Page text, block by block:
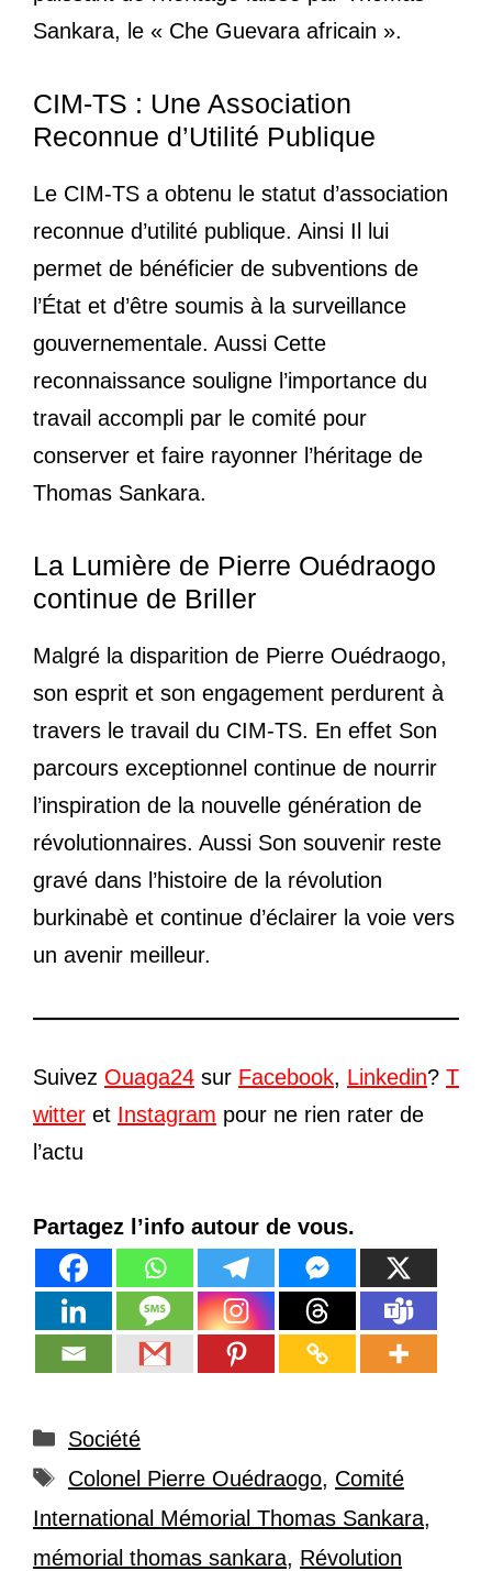
Sankara, le « Che Guevara africain ».
CIM-TS : Une Association
Reconnue d’Utilité Publique
Le CIM-TS a obtenu le statut d’association
reconnue d’utilité publique. Ainsi Il lui
permet de bénéficier de subventions de
l’État et d’être soumis à la surveillance
gouvernementale. Aussi Cette
reconnaissance souligne l’importance du
travail accompli par le comité pour
conserver et faire rayonner l’héritage de
Thomas Sankara.
La Lumière de Pierre Ouédraogo
continue de Briller
Malgré la disparition de Pierre Ouédraogo,
son esprit et son engagement perdurent à
travers le travail du CIM-TS. En effet Son
parcours exceptionnel continue de nourrir
l’inspiration de la nouvelle génération de
révolutionnaires. Aussi Son souvenir reste
gravé dans l’histoire de la révolution
burkinabè et continue d’éclairer la voie vers
un avenir meilleur.
Suivez Ouaga24 sur Facebook, Linkedin? T
witter et Instagram pour ne rien rater de
l’actu
Partagez l’info autour de vous.
Catégories
Société
Étiquettes
Colonel Pierre Ouédraogo, Comité
International Mémorial Thomas Sankara,
mémorial thomas sankara, Révolution